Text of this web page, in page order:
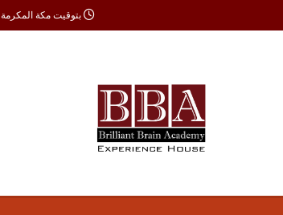
بتوقيت مكة المكرمة Mon - Sat 6.00 - 10.00